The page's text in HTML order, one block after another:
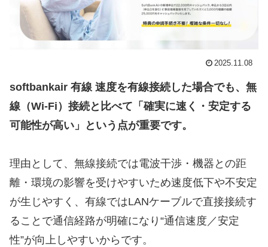
2025.11.08
softbankair 有線 速度を有線接続した場合でも、無
線（Wi-Fi）接続と比べて「確実に速く・安定する
可能性が高い」という点が重要です。
理由として、無線接続では電波干渉・機器との距
離・環境の影響を受けやすいため速度低下や不安定
が生じやすく、有線ではLANケーブルで直接接続す
ることで通信経路が明確になり“通信速度／安定
性”が向上しやすいからです。